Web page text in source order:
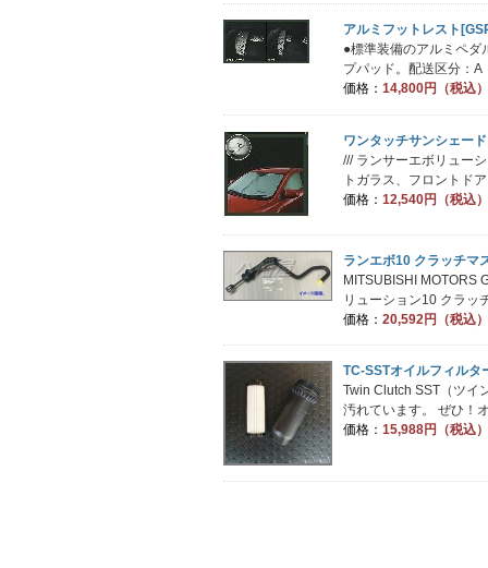
アルミフットレスト
●標準装備のアルミペダ
プパッド。配送区分：A
価格： 14,800円（税込）
ワンタッチサンシェー
/// ランサーエボリュー
トガラス、フロントド
価格： 12,540円（税込）
ランエボ10 クラッチマ
MITSUBISHI MOTORS
リューション10 クラッ
価格： 20,592円（税込）
TC-SSTオイルフィルタ
Twin Clutch SST（ツイ
汚れています。 ぜひ！
価格： 15,988円（税込）